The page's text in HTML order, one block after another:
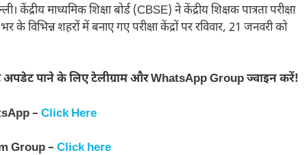
माध्यमिक शिक्षा बोर्ड (CBSE) ने केंद्रीय शिक्षक पात्रता परीक्षा
शहरों में बनाए गए परीक्षा केंद्रों पर रविवार, 21 जनवरी को
अपडेट पाने के लिए टेलीग्राम और WhatsApp Group ज्वाइन करें!
– Click Here
Group – Click here